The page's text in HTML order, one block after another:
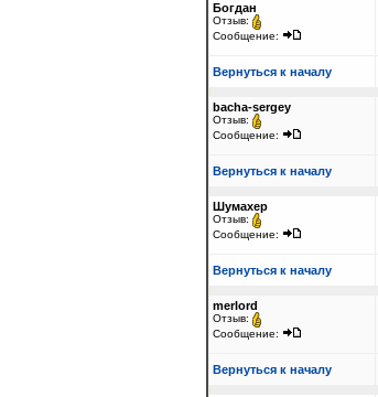
Богдан
Отзыв:
Сообщение:
Вернуться к началу
bacha-sergey
Отзыв:
Сообщение:
Вернуться к началу
Шумахер
Отзыв:
Сообщение:
Вернуться к началу
merlord
Отзыв:
Сообщение:
Вернуться к началу